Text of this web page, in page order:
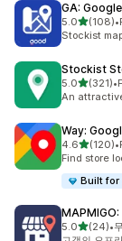
GA:
5.0별 5개 중
(108)
총 리뷰 108개
•
Stockist
Stockist
5.0별 5개 중
(321)
총 리뷰 321개
•
An
Way:
4.6별 5개 중
(120)
총 리뷰 120개
•
Find store
Built for
5.0별 5개 중
(24)
총 리뷰 24개
•